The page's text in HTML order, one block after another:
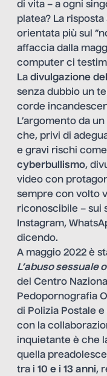
di vita – a ogni
platea? La
orientata più sul
affaccia dalla
computer ci
La divulgazione
senza dubbio un
corde
L’argomento da
che, privi di
e gravi rischi come
cyberbullismo,
video con
sempre con volto
riconoscibile – sui
Instagram,
dicendo.
A maggio 2022 è
L’abuso sessuale
del Centro
Pedopornografia
di Polizia Postale
con la
inquietante è che
quella
tra i 10 e i 13 anni,